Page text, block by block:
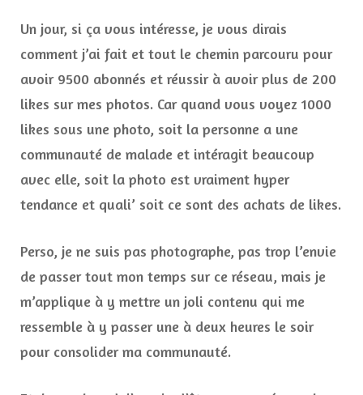
Un jour, si ça vous intéresse, je vous dirais
comment j’ai fait et tout le chemin parcouru pour
avoir 9500 abonnés et réussir à avoir plus de 200
likes sur mes photos. Car quand vous voyez 1000
likes sous une photo, soit la personne a une
communauté de malade et intéragit beaucoup
avec elle, soit la photo est vraiment hyper
tendance et quali’ soit ce sont des achats de likes.
Perso, je ne suis pas photographe, pas trop l’envie
de passer tout mon temps sur ce réseau, mais je
m’applique à y mettre un joli contenu qui me
ressemble à y passer une à deux heures le soir
pour consolider ma communauté.